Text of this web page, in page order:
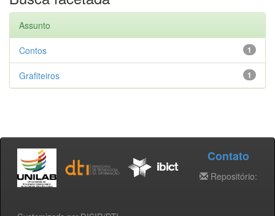
Assunto
1
Contos
1
Grafiteiros
Contato
Repositório: